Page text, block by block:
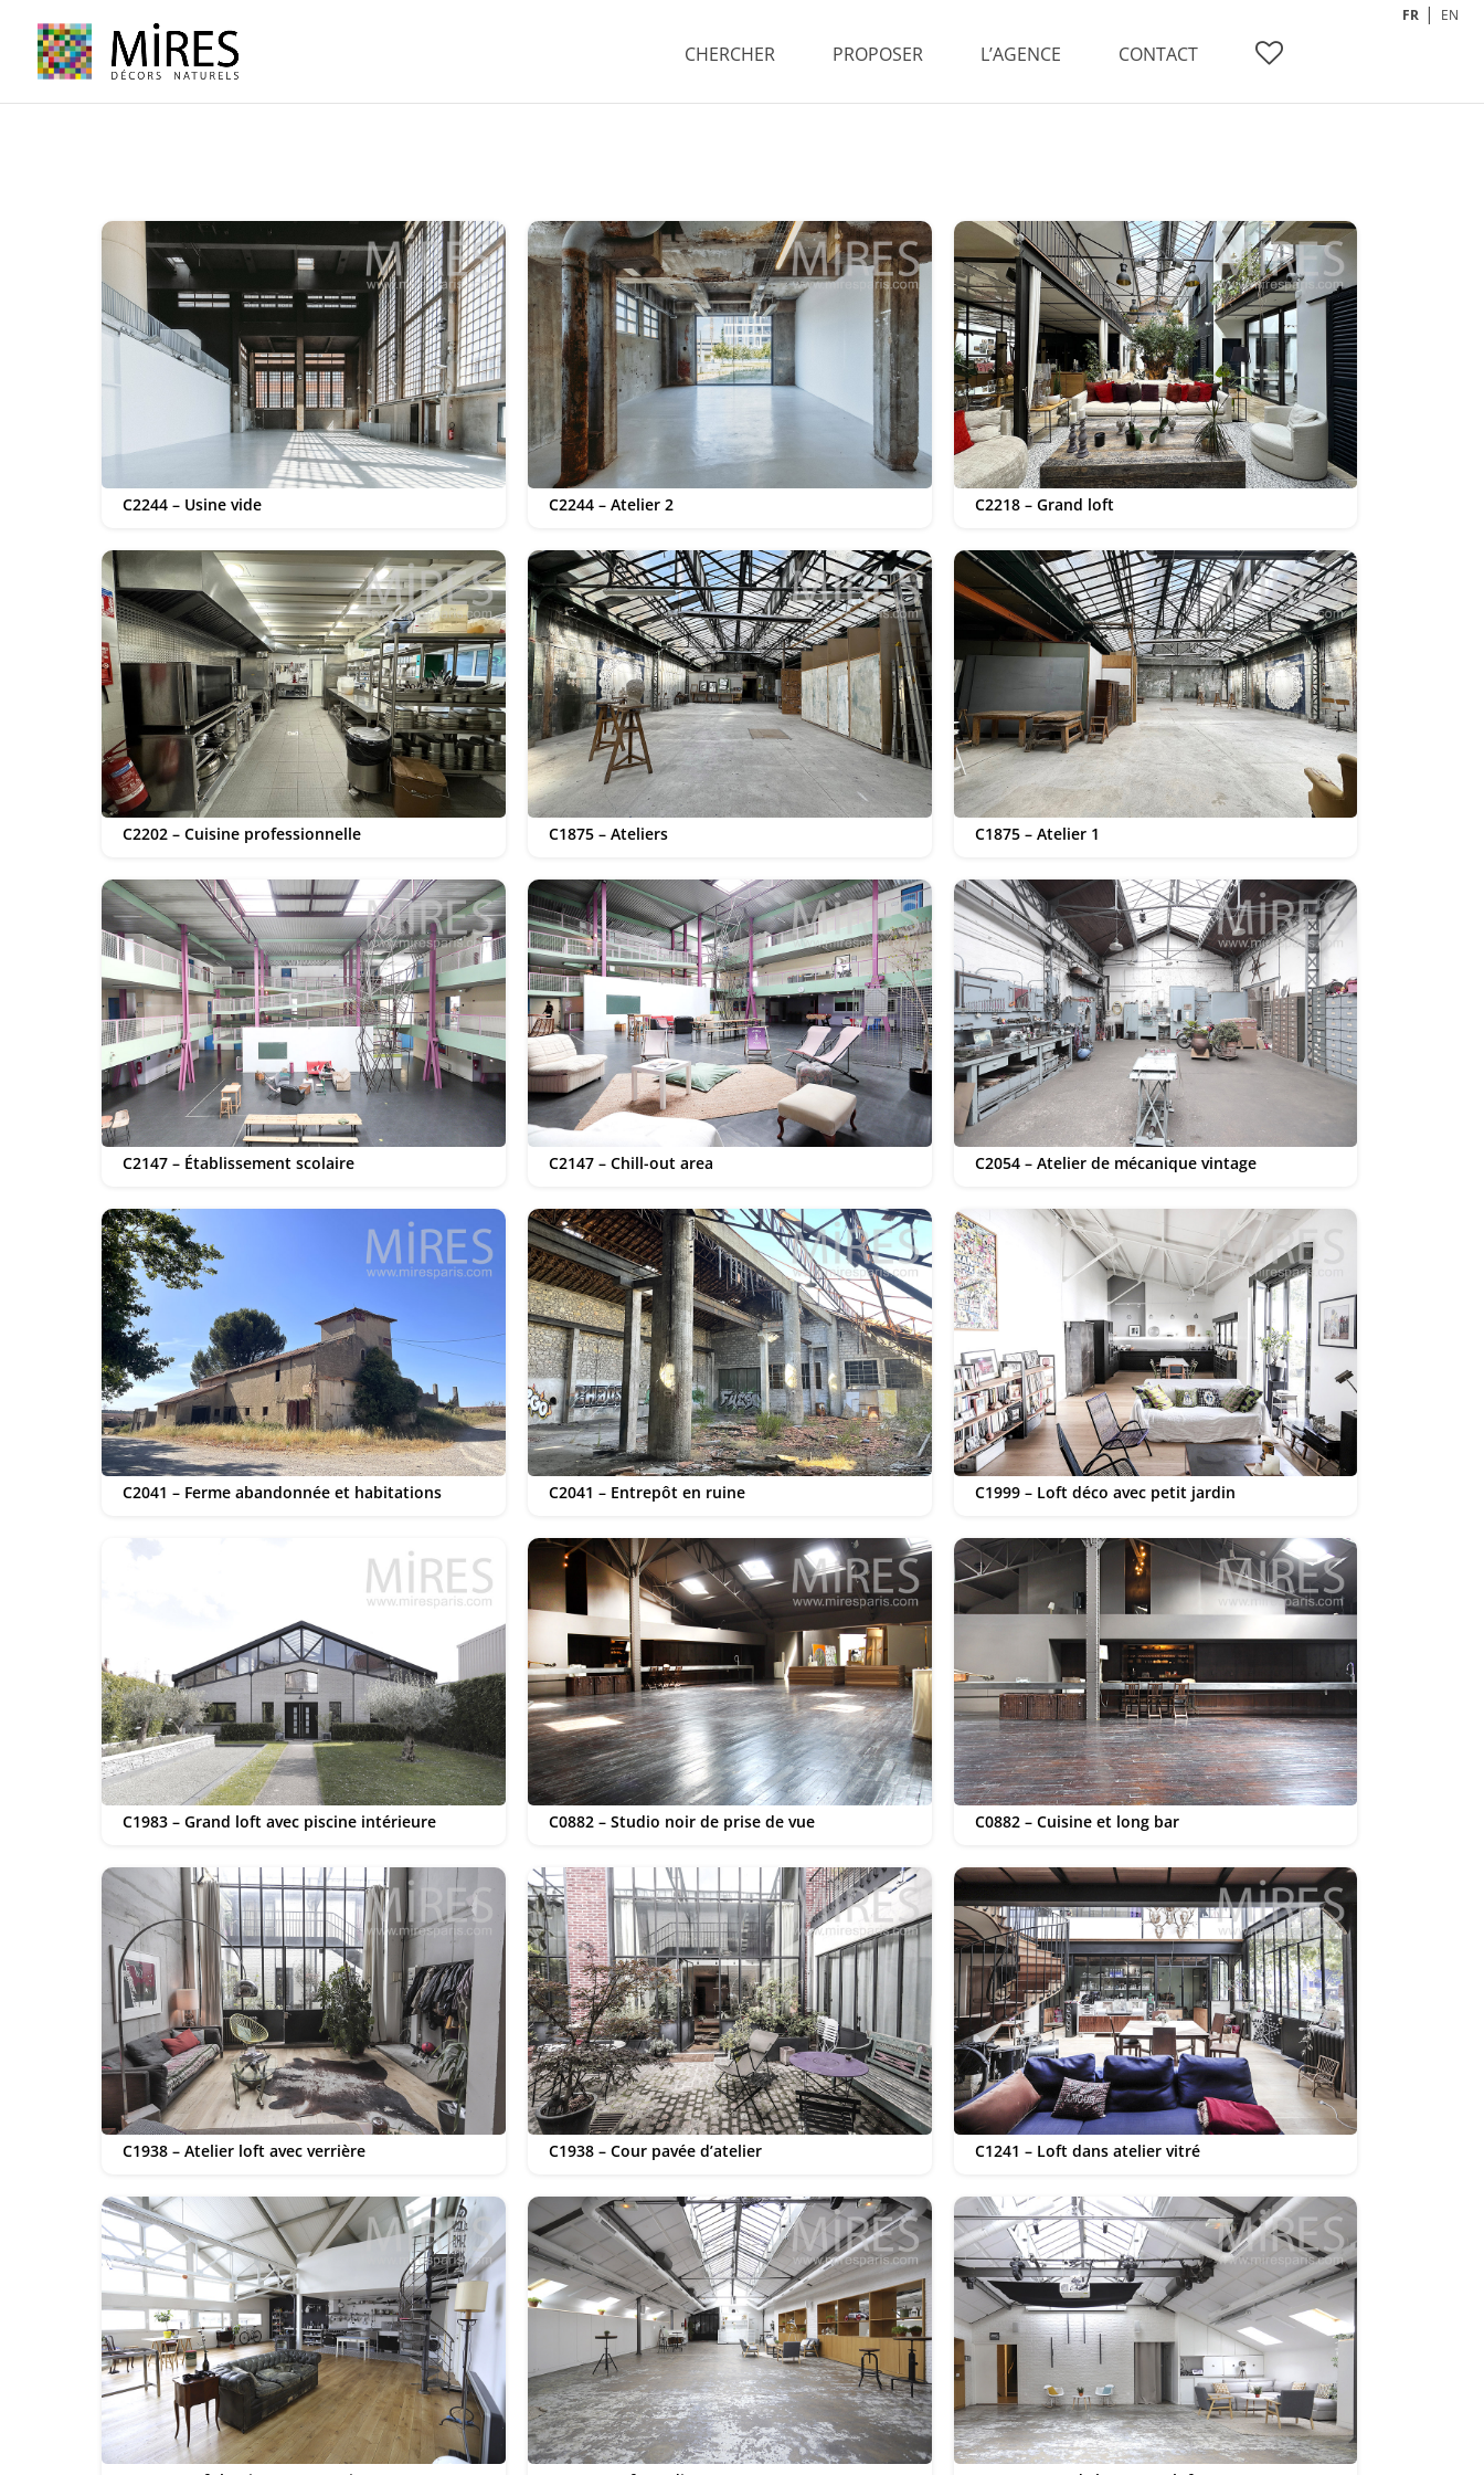
CHERCHER PROPOSER L’AGENCE CONTACT
FR EN
C2244 – Usine vide C2244 – Atelier 2 C2218 – Grand loft
C2202 – Cuisine professionnelle C1875 – Ateliers C1875 – Atelier 1
C2147 – Établissement scolaire C2147 – Chill-out area C2054 – Atelier de mécanique vintage
C2041 – Ferme abandonnée et habitations C2041 – Entrepôt en ruine C1999 – Loft déco avec petit jardin
C1983 – Grand loft avec piscine intérieure C0882 – Studio noir de prise de vue C0882 – Cuisine et long bar
C1938 – Atelier loft avec verrière C1938 – Cour pavée d’atelier C1241 – Loft dans atelier vitré